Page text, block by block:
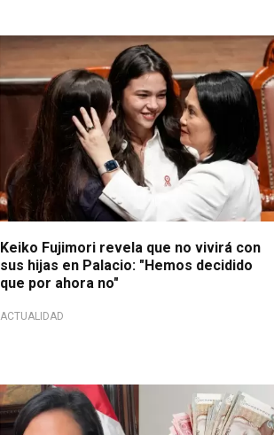
Decisión familiar
Keiko Fujimori revela que no vivirá con
sus hijas en Palacio: "Hemos decidido
que por ahora no"
ACTUALIDAD
Mensaje presidencial en vivo